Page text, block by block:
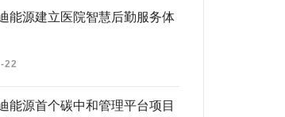
能源建立医院智慧后勤服务体
22
能源首个碳中和管理平台项目